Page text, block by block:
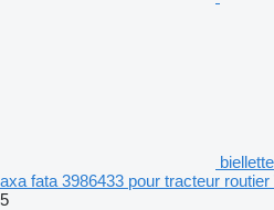
axa fata 3986433 pour tracteur routier
5